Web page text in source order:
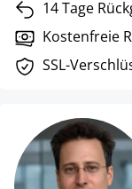
14 Tage
Kostenfreie
SSL-